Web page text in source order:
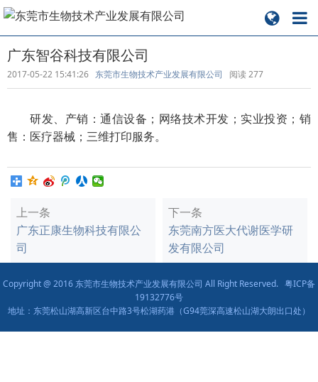
广东智谷科技有限公司
2017-05-22 15:41:26 东莞市生物技术产业发展有限公司 阅读277
研发、产销：通信设备；网络技术开发；实业投资；销
售：医疗器械；三维打印服务。
上一条
广东正康生物科技有限公
司
下一条
东莞南方医大代谢医学研
发有限公司
Copyright @ 2016 东莞市生物技术产业发展有限公司 All Right Reserved. 粤ICP备
19132776号
地址：东莞松山湖高新区台中路3号松湖药港（G94莞深高速松山湖大朗出口处）